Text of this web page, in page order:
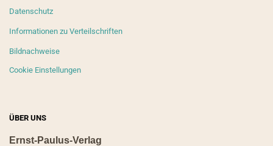
Datenschutz
Informationen zu Verteilschriften
Bildnachweise
Cookie Einstellungen
ÜBER UNS
Ernst-Paulus-Verlag